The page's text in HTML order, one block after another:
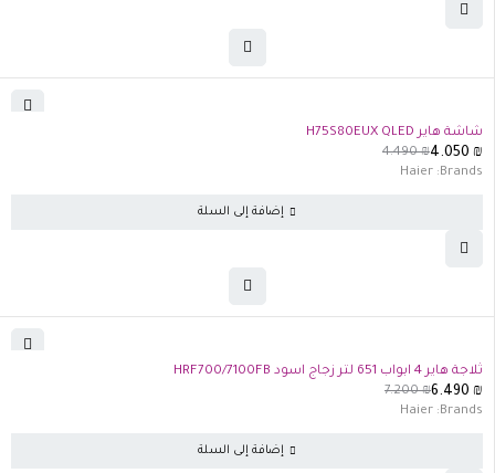
-10%
شاشة هاير H75S80EUX QLED
4.490₪4.050 ₪
Brands:
Haier
إضافة إلى السلة
-10%
ثلاجة هاير 4 ابواب 651 لتر زجاج اسود HRF700/7100FB
7.200₪6.490 ₪
Brands:
Haier
إضافة إلى السلة